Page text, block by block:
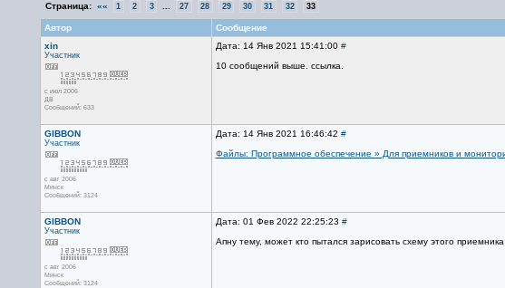
Страница: «« 1 2 3 27 28 29 30 31 32 33
Автор
Сообщение
xin
Участник
с июл 2006
ДВ
Сообщений: 633
Дата: 14 Янв 2021 15:41:00 #
10 сообщений выше. ссылка.
GIBBON
Участник
с авг 2006
Минск
Сообщений: 3124
Дата: 14 Янв 2021 16:46:42 #
Файлы: Программное обеспечение » Для приемников и
GIBBON
Участник
с авг 2006
Минск
Сообщений: 3124
Дата: 01 Фев 2022 22:25:23 #
Апну тему, может кто пытался зарисовать схему этого